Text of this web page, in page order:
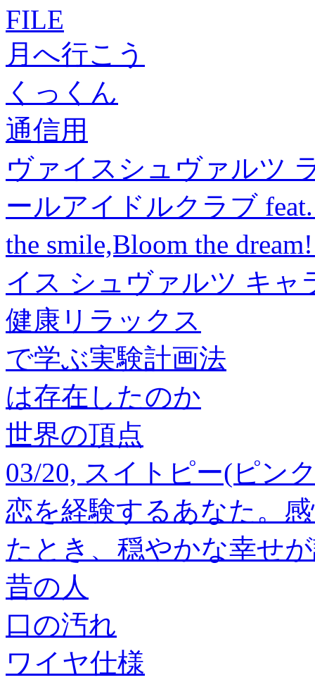
FILE
月へ行こう
くっくん
通信用
ヴァイスシュヴァルツ
ールアイドルクラブ
the smile,Bloom the
イス シュヴァルツ キャ
健康リラックス
で学ぶ実験計画法
は存在したのか
世界の頂点
03/20, スイトピー(ピン
恋を経験するあなた。
たとき、穏やかな幸せ
昔の人
口の汚れ
ワイヤ仕様